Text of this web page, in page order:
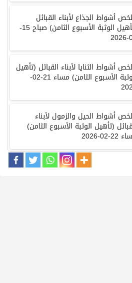
أشواط الجذاع لأبناء القبائل
الوثبة الأسبوع الثامن) صباح 15-
أشواط الثنايا لأبناء القبائل (تأهيل
الأسبوع الثامن) مساء 21-02-
أشواط الحيل والزمول لأبناء
(تأهيل الوثبة الأسبوع الثامن)